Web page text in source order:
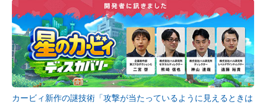
カービィ新作の謎技術「攻撃が当たっているように見えるときは